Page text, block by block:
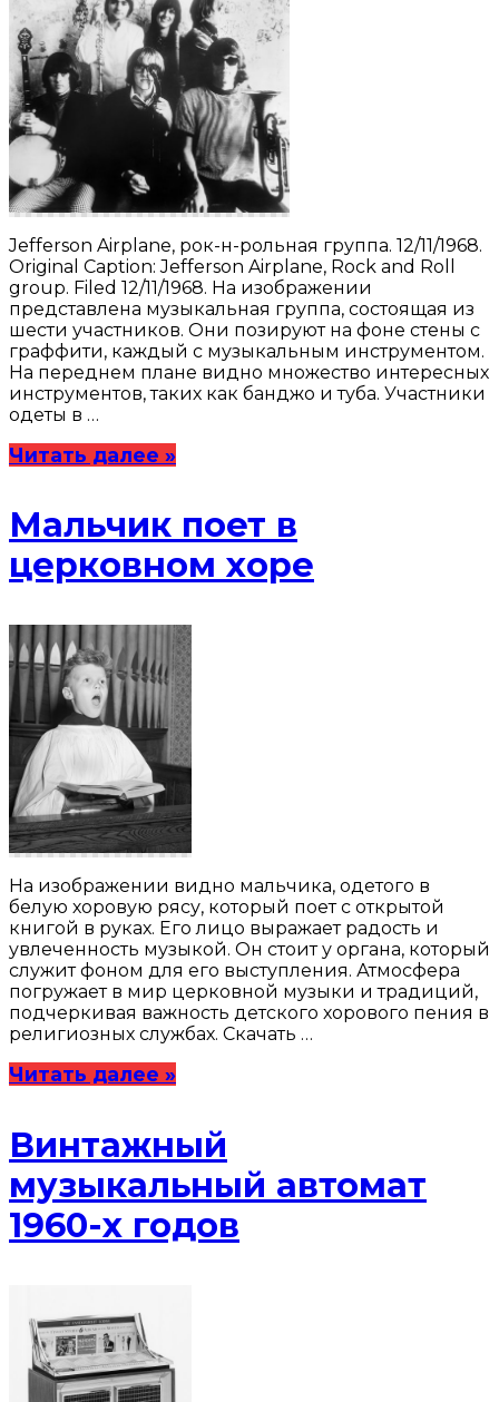
Jefferson Airplane, рок-н-рольная группа. 12/11/1968.
Original Caption: Jefferson Airplane, Rock and Roll
group. Filed 12/11/1968. На изображении
представлена музыкальная группа, состоящая из
шести участников. Они позируют на фоне стены с
граффити, каждый с музыкальным инструментом.
На переднем плане видно множество интересных
инструментов, таких как банджо и туба. Участники
одеты в …
Читать далее »
Мальчик поет в
церковном хоре
На изображении видно мальчика, одетого в
белую хоровую рясу, который поет с открытой
книгой в руках. Его лицо выражает радость и
увлеченность музыкой. Он стоит у органа, который
служит фоном для его выступления. Атмосфера
погружает в мир церковной музыки и традиций,
подчеркивая важность детского хорового пения в
религиозных службах. Скачать …
Читать далее »
Винтажный
музыкальный автомат
1960-х годов